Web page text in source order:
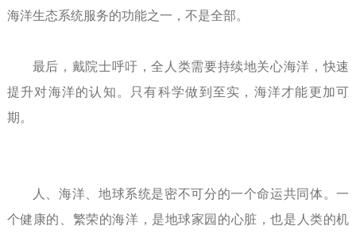
海洋生态系统服务的功能之一，不是全部。
最后，戴院士呼吁，全人类需要持续地关心海洋，快速
提升对海洋的认知。只有科学做到至实，海洋才能更加可
期。
人、海洋、地球系统是密不可分的一个命运共同体。一
个健康的、繁荣的海洋，是地球家园的心脏，也是人类的机